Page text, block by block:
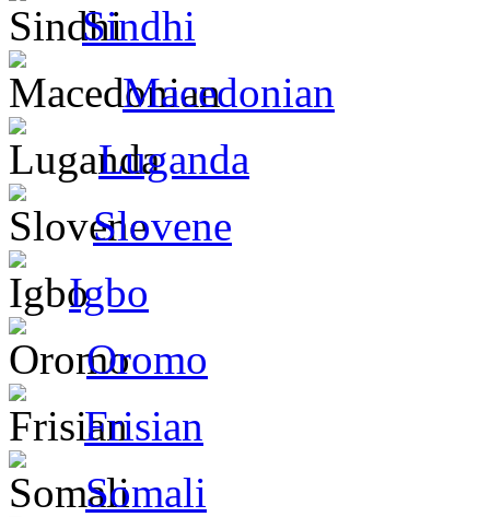
Sindhi
Macedonian
Luganda
Slovene
Igbo
Oromo
Frisian
Somali